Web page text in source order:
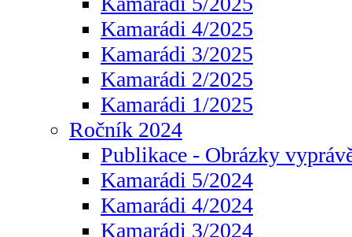
Kamarádi 4/2025
Kamarádi 3/2025
Kamarádi 2/2025
Kamarádi 1/2025
Ročník 2024
Publikace - Obrázky
Kamarádi 5/2024
Kamarádi 4/2024
Kamarádi 3/2024